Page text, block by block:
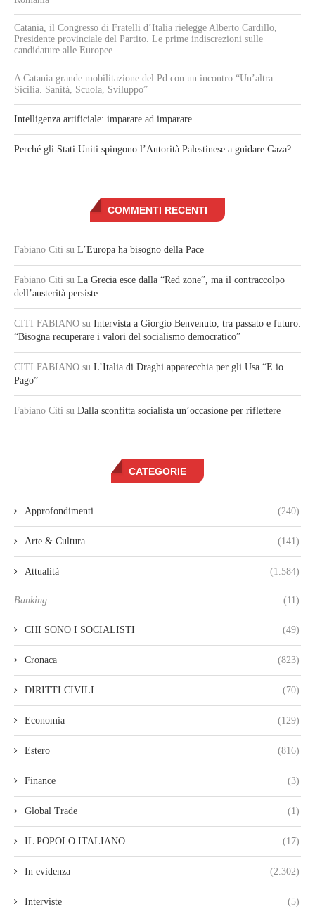
Catania, il Congresso di Fratelli d’Italia rielegge Alberto Cardillo,
Presidente provinciale del Partito. Le prime indiscrezioni sulle
candidature alle Europee
A Catania grande mobilitazione del Pd con un incontro “Un’altra
Sicilia. Sanità, Scuola, Sviluppo”
Intelligenza artificiale: imparare ad imparare
Perché gli Stati Uniti spingono l’Autorità Palestinese a guidare Gaza?
COMMENTI RECENTI
Fabiano Citi su L’Europa ha bisogno della Pace
Fabiano Citi su La Grecia esce dalla “Red zone”, ma il contraccolpo
dell’austerità persiste
CITI FABIANO su Intervista a Giorgio Benvenuto, tra passato e futuro:
“Bisogna recuperare i valori del socialismo democratico”
CITI FABIANO su L’Italia di Draghi apparecchia per gli Usa “E io
Pago”
Fabiano Citi su Dalla sconfitta socialista un’occasione per riflettere
CATEGORIE
Approfondimenti (240)
Arte & Cultura (141)
Attualità (1.584)
Banking (11)
CHI SONO I SOCIALISTI (49)
Cronaca (823)
DIRITTI CIVILI (70)
Economia (129)
Estero (816)
Finance (3)
Global Trade (1)
IL POPOLO ITALIANO (17)
In evidenza (2.302)
Interviste (5)